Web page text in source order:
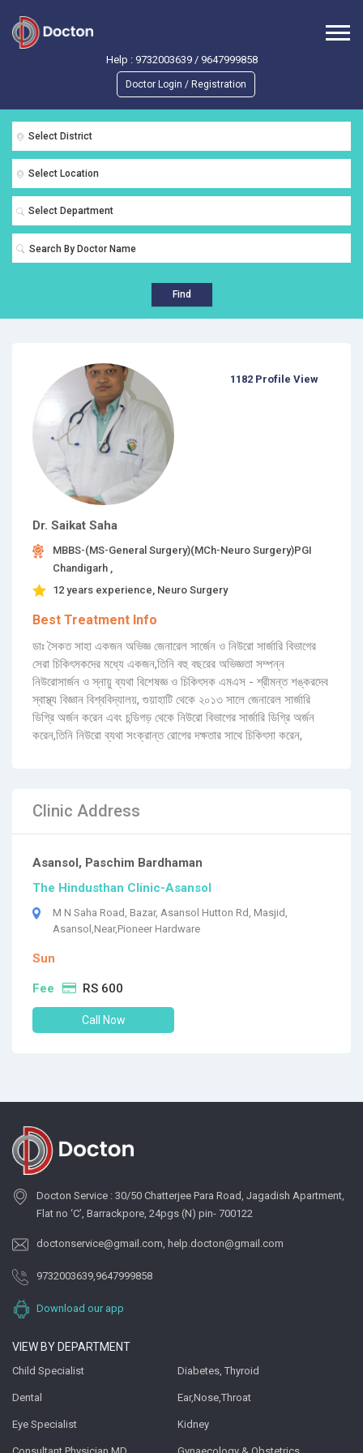
Help : 9732003639/ 9647999858
Doctor Login / Registration
Select District
Select Location
Select Department
Find
Dr. Saikat Saha
MBBS-(MS-General Surgery)(MCh-Neuro Surgery)PGI
Chandigarh ,
12 years experience, Neuro Surgery
Best Treatment Info
ডাঃ সৈকত সাহা একজন অভিজ্ঞ জেনারেল সার্জেন ও নিউরো সার্জারি বিভাগের
সেরা চিকিৎসকদের মধ্যে একজন,তিনি বহু বছরের অভিজ্ঞতা সম্পন্ন
নিউরোসার্জন ও স্নায়ু ব্যথা বিশেষজ্ঞ ও চিকিৎসক এমএস - শ্রীমন্ত শঙ্করদেব
স্বাস্থ্য বিজ্ঞান বিশ্ববিদ্যালয়, গুয়াহাটি থেকে ২০১৩ সালে জেনারেল সার্জারি
ডিগ্রি অর্জন করেন এবং চন্ডিগড় থেকে নিউরো বিভাগের সার্জারি ডিগ্রি অর্জন
করেন,তিনি নিউরো ব্যথা সংক্রান্ত রোগের দক্ষতার সাথে চিকিৎসা করেন,
1182 Profile View
Clinic Address
Asansol, Paschim Bardhaman
The Hindusthan Clinic-Asansol
M N Saha Road, Bazar, Asansol Hutton Rd, Masjid,
Asansol,Near,Pioneer Hardware
Sun
Fee RS 600
Call Now
Docton Service : 30/50 Chatterjee Para Road, Jagadish Apartment,
Flat no ‘C’, Barrackpore, 24pgs (N) pin- 700122
doctonservice@gmail.com, help.docton@gmail.com
9732003639,9647999858
Download our app
VIEW BY DEPARTMENT
Child Specialist Diabetes, Thyroid
Dental Ear,Nose,Throat
Eye Specialist Kidney